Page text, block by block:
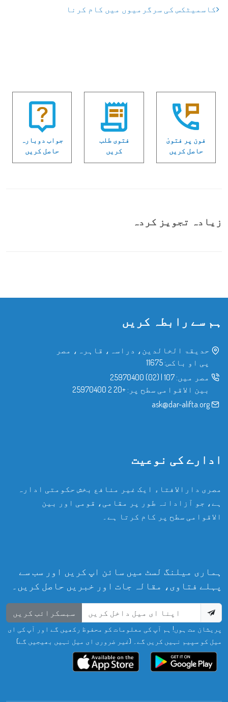
کاسمیٹکس کی سرگرمیوں میں کام کرنا
فون پر فتویٰ
حاصل کریں
فتوی طلب
کریں
جواب دوبارہ
حاصل کریں
زیادہ تجویز کردہ
ہم سے رابطہ کریں
حدیقۃ الخالدین، دراسہ، قاہرہ، مصر
پی او باکس: 11675
مصر میں: 107
|
(02) 25970400
بین الاقوامی سطح پر: +20 2 25970400
ask@dar-alifta.org
ادارے کی نوعیت
مصری دارالافتاء ایک غیر منافع بخش حکومتی ادارہ
ہے، جو آزادانہ طور پر مقامی، قومی اور بین
الاقوامی سطح پر کام کرتا ہے۔
ہماری میلنگ لسٹ میں سائن اپ کریں اور سب سے
پہلے فتاوی، مقالہ جات اور خبریں حاصل کریں۔
سبسکرائب کریں
پریشان مت ہوں! ہم آپ کی معلومات کو محفوظ رکھیں گے اور آپ کی ای
میل کو سپیم نہیں کریں گے۔ (غیر ضروری ای میل نہیں بھیجیں گے)